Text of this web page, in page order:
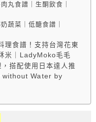
丸食譜｜生酮飲食｜
蔬菜｜低醣食譜｜
理食譜！支持台灣花東
米｜LadyMoko毛毛
搭配使用日本達人推
without Water by